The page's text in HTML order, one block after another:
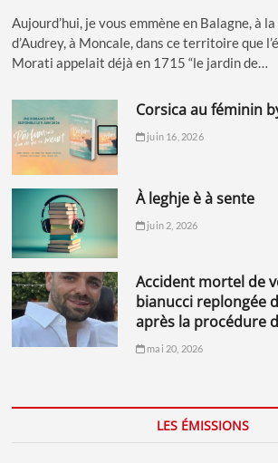
Aujourd’hui, je vous emmène en Balagne, à
d’Audrey, à Moncale, dans ce territoire que
Morati appelait déjà en 1715 “le jardin de…
corsica au féminin
juin 16, 2026
à leghje è à sente
juin 2, 2026
accident mortel de verghia : la famille
bianucci replongée
après la procédure
mai 20, 2026
LES ÉMISSIONS